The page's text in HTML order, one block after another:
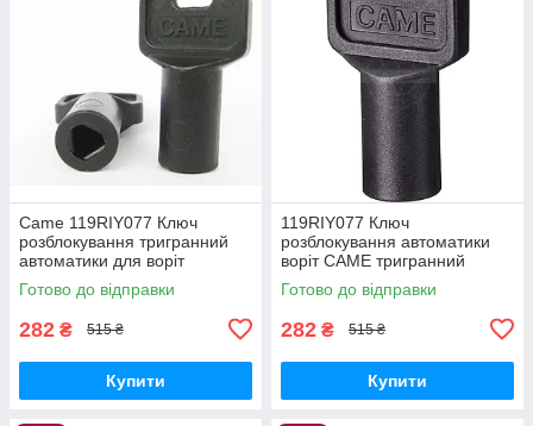
Came 119RIY077 Ключ
розблокування тригранний
автоматики для воріт
Готово до відправки
282 ₴ 515 ₴
Купити
119RIY077 Ключ
розблокування автоматики
воріт CAME тригранний
Готово до відправки
282 ₴ 515 ₴
Купити